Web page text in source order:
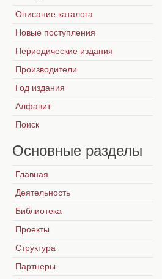
Описание каталога
Новые поступления
Периодические издания
Производители
Год издания
Алфавит
Поиск
Основные разделы
Главная
Деятельность
Библиотека
Проекты
Структура
Партнеры